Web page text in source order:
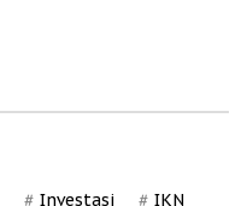
Investasi IKN